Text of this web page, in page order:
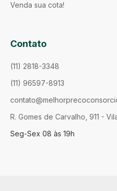
Venda sua cota!
Contato
(11) 2818-3348
(11) 96597-8913
R. Gomes de Carvalho, 911 -
Seg-Sex 08 às 19h